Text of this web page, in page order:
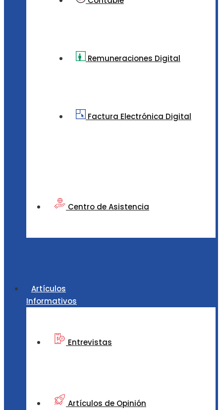
Remuneraciones Digital
Factura Electrónica Digital
Centro de Asistencia
Artículos
Informativos
Entrevistas
Artículos de Opinión